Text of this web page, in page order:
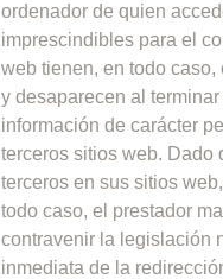
ordenador de quien
imprescindibles para el
web tienen, en todo
y desaparecen al
información de carácter
terceros sitios web. Dado
terceros en sus sitios
todo caso, el prestador
contravenir la legislación
inmediata de la